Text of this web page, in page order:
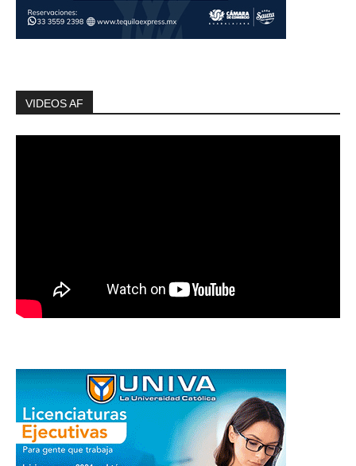
VIDEOS AF